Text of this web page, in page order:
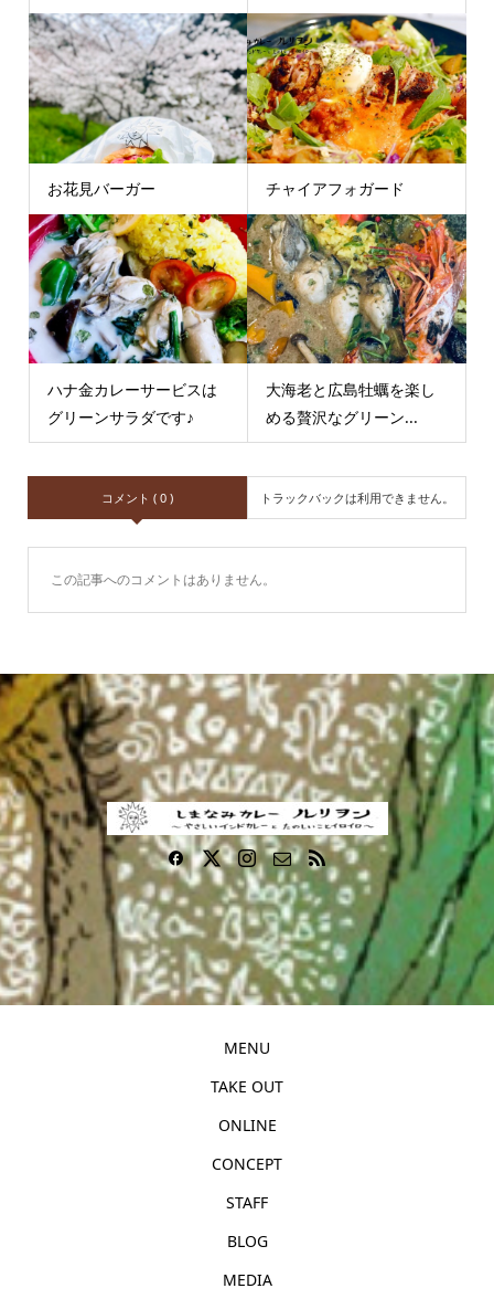
お花見バーガー チャイアフォガード
ハナ金カレーサービスは
グリーンサラダです♪
大海老と広島牡蠣を楽し
める贅沢なグリーン...
コメント ( 0 ) トラックバックは利用できません。
この記事へのコメントはありません。
MENU
TAKE OUT
ONLINE
CONCEPT
STAFF
BLOG
MEDIA